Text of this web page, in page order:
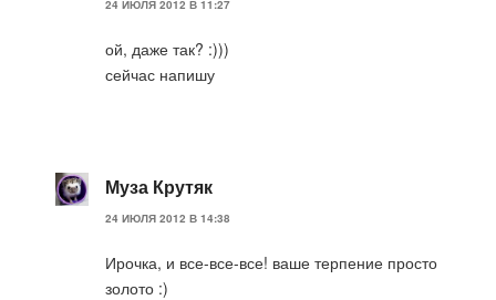
24 ИЮЛЯ 2012 В 11:27
ой, даже так? :)))
сейчас напишу
Муза Крутяк
24 ИЮЛЯ 2012 В 14:38
Ирочка, и все-все-все! ваше терпение просто
золото :)